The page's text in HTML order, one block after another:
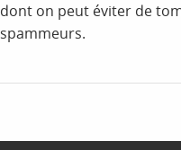
dont on peut éviter de
spammeurs.